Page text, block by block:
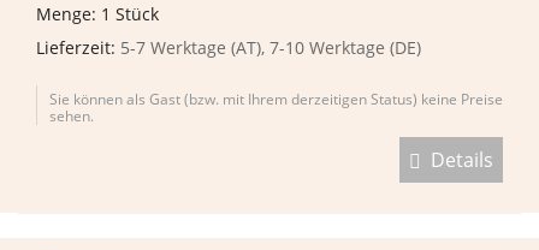
Menge: 1 Stück
Lieferzeit: 5-7 Werktage (AT), 7-10 Werktage (DE)
Sie können als Gast (bzw. mit Ihrem derzeitigen Status) keine Preise
sehen.
Details